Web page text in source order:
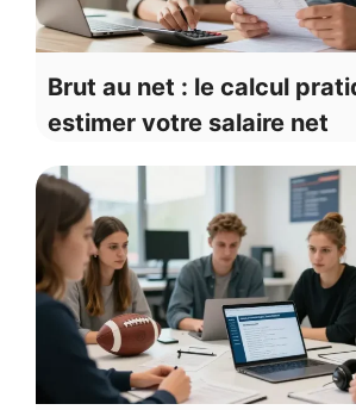
Brut au net : le calcul
estimer votre salaire net